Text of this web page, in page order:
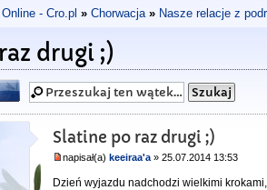
- Cro.pl » Chorwacja » Nasze relacje z
drugi ;)
Slatine po raz drugi ;)
napisał(a)keeiraa'a » 25.07.2014 13:53
Dzień wyjazdu nadchodzi wielkimi